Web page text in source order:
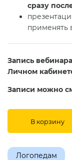
сразу
применять
Запись
Личном
Записи можно
В корзину
Логопедам